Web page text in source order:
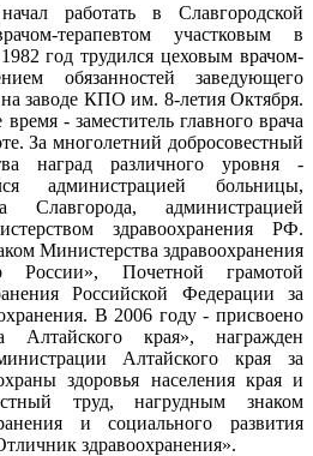
работать в Славгородской
терапевтом участковым в
год трудился цеховым врачом-
обязанностей заведующе­го
заводе КПО им. 8-летия Октября.
- заместитель главного врача
За многолетний добросовестный
наград различного уровня -
администрацией больницы,
Славгорода, ад­министрацией
здравоохранения РФ.
Министерства здравоохранения
Почетной грамотой
Рос­сийской Федерации за
В 2006 году - присвоено
Алтайского края», награжден
Алтайского края за
здоровья населения края и
труд, нагрудным знаком
и социаль­ного развития
здравоохранения».